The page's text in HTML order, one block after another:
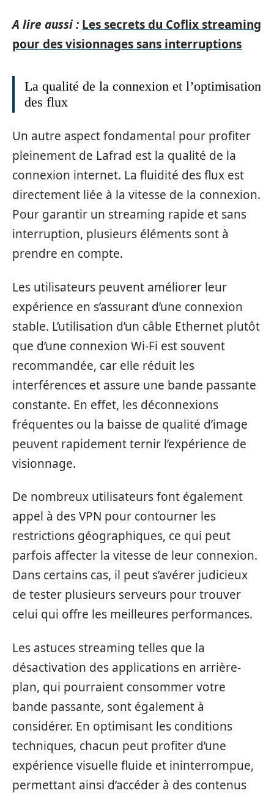
A lire aussi : Les secrets du Coflix streaming
pour des visionnages sans interruptions
La qualité de la connexion et l’optimisation
des flux
Un autre aspect fondamental pour profiter
pleinement de Lafrad est la qualité de la
connexion internet. La fluidité des flux est
directement liée à la vitesse de la connexion.
Pour garantir un streaming rapide et sans
interruption, plusieurs éléments sont à
prendre en compte.
Les utilisateurs peuvent améliorer leur
expérience en s’assurant d’une connexion
stable. L’utilisation d’un câble Ethernet plutôt
que d’une connexion Wi-Fi est souvent
recommandée, car elle réduit les
interférences et assure une bande passante
constante. En effet, les déconnexions
fréquentes ou la baisse de qualité d’image
peuvent rapidement ternir l’expérience de
visionnage.
De nombreux utilisateurs font également
appel à des VPN pour contourner les
restrictions géographiques, ce qui peut
parfois affecter la vitesse de leur connexion.
Dans certains cas, il peut s’avérer judicieux
de tester plusieurs serveurs pour trouver
celui qui offre les meilleures performances.
Les astuces streaming telles que la
désactivation des applications en arrière-
plan, qui pourraient consommer votre
bande passante, sont également à
considérer. En optimisant les conditions
techniques, chacun peut profiter d’une
expérience visuelle fluide et ininterrompue,
permettant ainsi d’accéder à des contenus